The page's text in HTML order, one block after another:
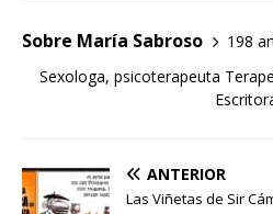
Sobre María Sabroso
198
Sexologa, psicoterapeuta
ANTERIOR
Las Viñetas de Sir